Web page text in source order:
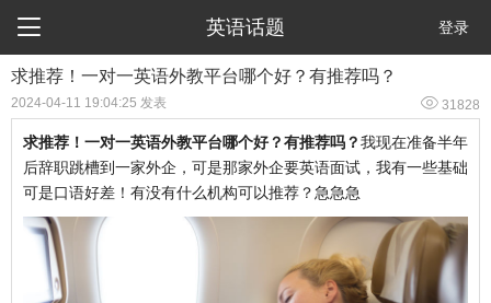
 英语话题 登录
求推荐！一对一英语外教平台哪个好？有推荐吗？
2024-04-11 19:04:25 发表  31828
求推荐！一对一英语外教平台哪个好？有推荐吗？我现在准备半年
后辞职跳槽到一家外企，可是那家外企要英语面试，我有一些基础
可是口语好差！有没有什么机构可以推荐？急急急